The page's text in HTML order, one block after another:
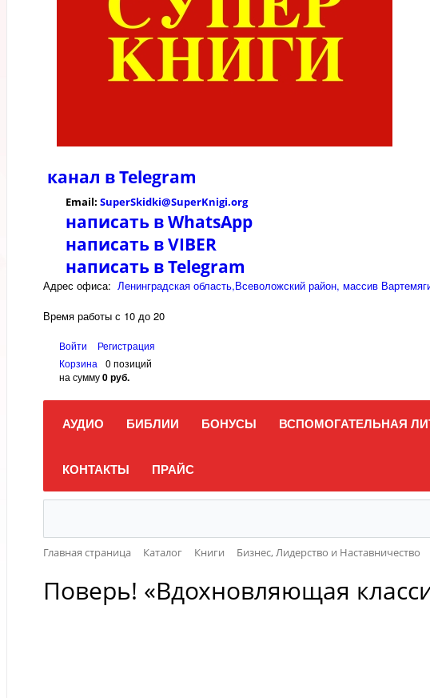
канал вTelegram
Email: SuperSkidki@SuperKnigi.org
написать в WhatsApp
написать в VIBER
написать в Telegram
Адрес офиса: Ленинградская область,Всеволожский район, массив
Время работы с 10 до 20
Войти
Регистрация
Корзина
0 позиций
на сумму0 руб.
АУДИО БИБЛИИ БОНУСЫ ВСПОМОГАТЕЛЬНАЯ
КОНТАКТЫ ПРАЙС
Главная страница Каталог Книги Бизнес, Лидерство и Наставничество
Поверь! «Вдохновляющая